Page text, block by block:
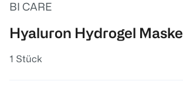
BI CARE
Hyaluron Hydrogel Maske
1 Stück